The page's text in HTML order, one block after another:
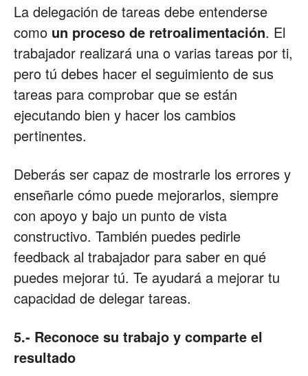
La delegación de tareas debe entenderse
como un proceso de retroalimentación. El
trabajador realizará una o varias tareas por ti,
pero tú debes hacer el seguimiento de sus
tareas para comprobar que se están
ejecutando bien y hacer los cambios
pertinentes.
Deberás ser capaz de mostrarle los errores y
enseñarle cómo puede mejorarlos, siempre
con apoyo y bajo un punto de vista
constructivo. También puedes pedirle
feedback al trabajador para saber en qué
puedes mejorar tú. Te ayudará a mejorar tu
capacidad de delegar tareas.
5.- Reconoce su trabajo y comparte el
resultado